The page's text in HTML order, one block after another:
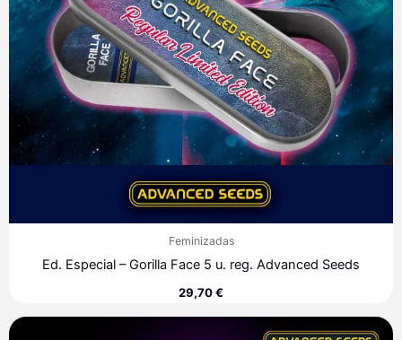
Feminizadas
Ed. Especial – Gorilla Face 5 u. reg. Advanced Seeds
29,70€